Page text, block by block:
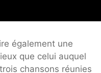
également une
que celui auquel
chansons réunies